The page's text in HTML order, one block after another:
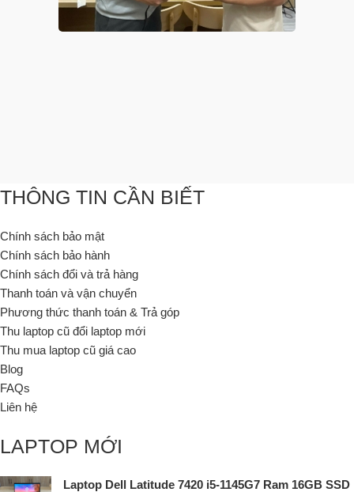
THÔNG TIN CẦN BIẾT
Chính sách bảo mật
Chính sách bảo hành
Chính sách đổi và trả hàng
Thanh toán và vận chuyển
Phương thức thanh toán & Trả góp
Thu laptop cũ đổi laptop mới
Thu mua laptop cũ giá cao
Blog
FAQs
Liên hệ
LAPTOP MỚI
Laptop Dell Latitude 7420 i5-1145G7 Ram 16GB SSD